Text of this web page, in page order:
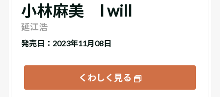
小林麻美 I will
延江浩
発売日：2023年11月08日
くわしく見る